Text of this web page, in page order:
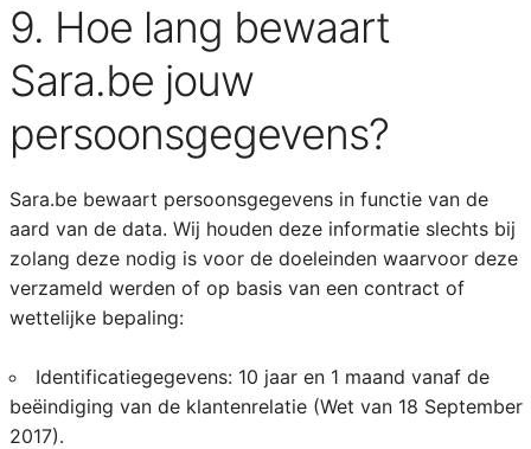
9. Hoe lang bewaart
Sara.be jouw
persoonsgegevens?
Sara.be bewaart persoonsgegevens in functie van de
aard van de data. Wij houden deze informatie slechts bij
zolang deze nodig is voor de doeleinden waarvoor deze
verzameld werden of op basis van een contract of
wettelijke bepaling:
Identificatiegegevens: 10 jaar en 1 maand vanaf de
beëindiging van de klantenrelatie (Wet van 18 September
2017).